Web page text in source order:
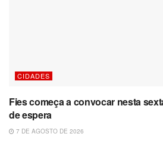
CIDADES
Fies começa a convocar nesta
de espera
7 DE AGOSTO DE 2026